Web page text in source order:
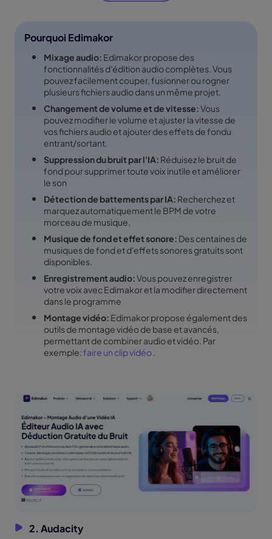
Pourquoi Edimakor
Mixage audio: Edimakor propose des
fonctionnalités d'édition audio complètes. Vous
pouvez facilement couper, fusionner ou rogner
plusieurs fichiers audio dans un même projet.
Changement de volume et de vitesse:Vous
pouvez modifier le volume et ajuster la vitesse de
vos fichiers audio et ajouter des effets de fondu
entrant/sortant.
Suppression du bruit par l'IA: Réduisez le bruit de
fond pour supprimer toute voix inutile et améliorer
le son
Détection de battements par IA: Recherchez et
marquez automatiquement le BPM de votre
morceau de musique.
Musique de fond et effet sonore: Des centaines de
musiques de fond et d'effets sonores gratuits sont
disponibles.
Enregistrement audio:Vous pouvez enregistrer
votre voix avec Edimakor et la modifier directement
dans le programme
Montage vidéo: Edimakor propose également des
outils de montage vidéo de base et avancés,
permettant de combiner audio et vidéo. Par
exemple:faire un clip vidéo.
2. Audacity